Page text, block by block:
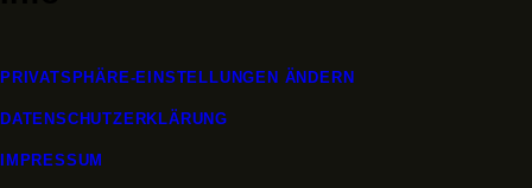
PRIVATSPHÄRE-EINSTELLUNGEN ÄNDERN
DATENSCHUTZERKLÄRUNG
IMPRESSUM